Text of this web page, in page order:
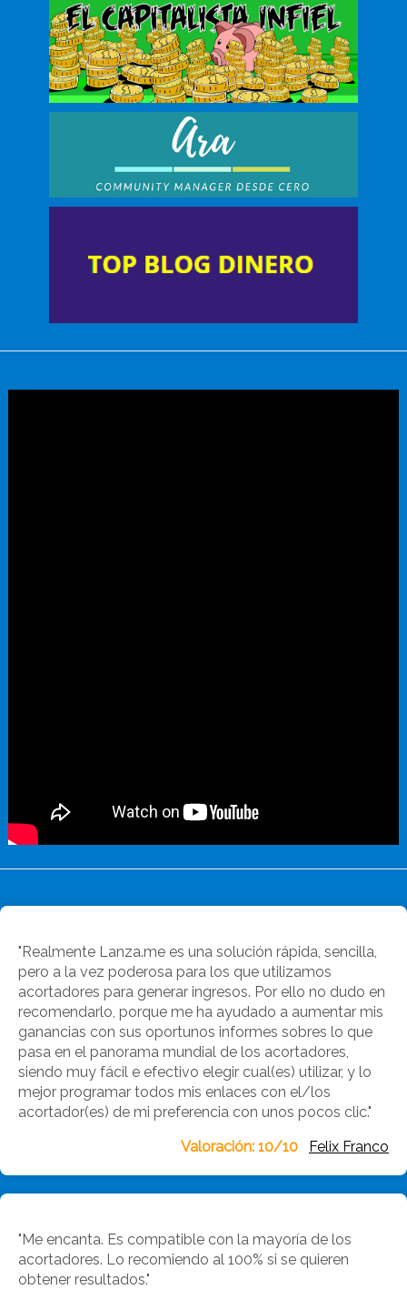
"Realmente Lanza.me es una solución rápida, sencilla,
pero a la vez poderosa para los que utilizamos
acortadores para generar ingresos. Por ello no dudo en
recomendarlo, porque me ha ayudado a aumentar mis
ganancias con sus oportunos informes sobres lo que
pasa en el panorama mundial de los acortadores,
siendo muy fácil e efectivo elegir cual(es) utilizar, y lo
mejor programar todos mis enlaces con el/los
acortador(es) de mi preferencia con unos pocos clic."
Valoración: 10/10
Felix Franco
"Me encanta. Es compatible con la mayoría de los
acortadores. Lo recomiendo al 100% si se quieren
obtener resultados."